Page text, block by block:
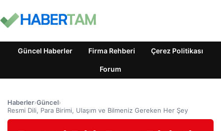
Güncel Haberler Firma Rehberi Çerez Politikası
Forum
Haberler›Güncel›
Resmi Dili, Para Birimi, Ulaşım ve Bilmeniz Gereken Her Şey